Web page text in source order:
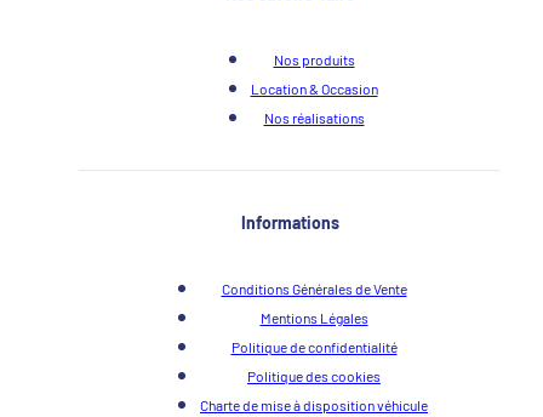
Nos produits
Location & Occasion
Nos réalisations
Informations
Conditions Générales de Vente
Mentions Légales
Politique de confidentialité
Politique des cookies
Charte de mise à disposition véhicule